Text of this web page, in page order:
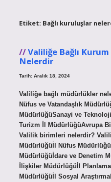
Etiket: Bağlı kuruluşlar
Valiliğe Bağlı
Nelerdir
Tarih: Aralık 18, 2024
Valiliğe bağlı müdürlükler
Nüfus ve Vatandaşlık
MüdürlüğüSanayi ve
Turizm İl MüdürlüğüAvrupa
Valilik birimleri nelerdir?
Müdürlüğüİl Nüfus
Müdürlüğüİdare ve Denetim
İlişkiler Müdürlüğüİl
Müdürlüğüİl Sosyal